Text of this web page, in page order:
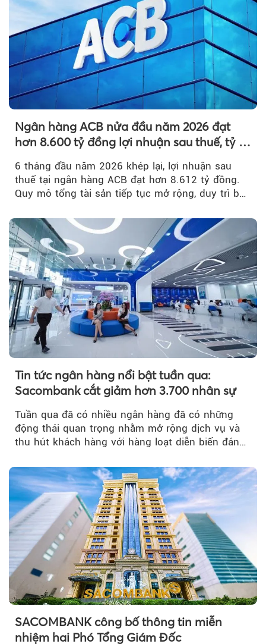
Ngân hàng ACB nửa đầu năm 2026 đạt
hơn 8.600 tỷ đồng lợi nhuận sau thuế, tỷ lệ
nợ xấu thấp nhất ngành
6 tháng đầu năm 2026 khép lại, lợi nhuận sau
thuế tại ngân hàng ACB đạt hơn 8.612 tỷ đồng.
Quy mô tổng tài sản tiếp tục mở rộng, duy trì bộ
Tin tức ngân hàng nổi bật tuần qua:
Sacombank cắt giảm hơn 3.700 nhân sự
Tuần qua đã có nhiều ngân hàng đã có những
động thái quan trọng nhằm mở rộng dịch vụ và
thu hút khách hàng với hàng loạt diễn biến đáng
SACOMBANK công bố thông tin miễn
nhiệm hai Phó Tổng Giám Đốc